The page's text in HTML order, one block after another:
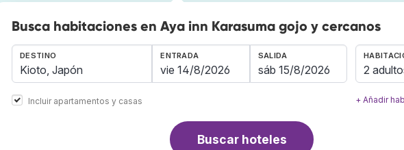
Busca habitaciones en Aya inn Karasuma gojo y cercanos
DESTINO
Incluir apartamentos y casas
ENTRADA SALIDA
2
+ Añadir
Buscar hoteles